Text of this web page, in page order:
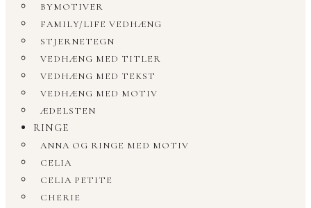
BYMOTIVER
FAMILY/LIFE VEDHÆNG
STJERNETEGN
VEDHÆNG MED TITLER
VEDHÆNG MED TEKST
VEDHÆNG MED MOTIV
ÆDELSTEN
RINGE
ANNA OG RINGE MED MOTIV
CELIA
CELIA PETITE
CHERIE